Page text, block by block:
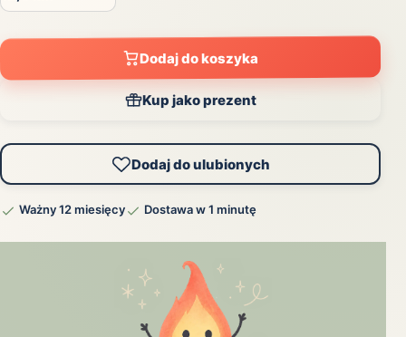
Dodaj do koszyka
Kup jako prezent
Dodaj do ulubionych
Ważny 12 miesięcy Dostawa w 1 minutę